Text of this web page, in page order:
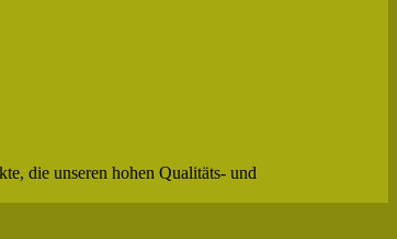
die unseren hohen Qualitäts- und